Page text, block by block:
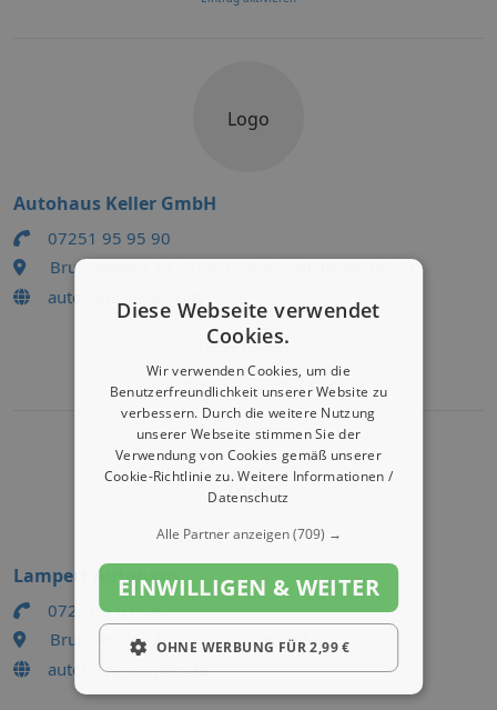
Logo
Autohaus Keller GmbH
07251 95 95 90
Brunnenweg 14 , 76646 Bruchsal(Heidelsheim)
autohaus-keller.com/
Eintrag bearbeiten
Eintrag aktivieren
Logo
Lampert Autohaus
07251 5 61 14
Brunnenweg 16 , 76646 Bruchsal
autohaus-lampert.de
Diese Webseite verwendet
Cookies.
Wir verwenden Cookies, um die
Benutzerfreundlichkeit unserer Website zu
verbessern. Durch die weitere Nutzung
unserer Webseite stimmen Sie der
Verwendung von Cookies gemäß unserer
Cookie-Richtlinie zu.Weitere Informationen /
Datenschutz
Alle Partner anzeigen(709) →
EINWILLIGEN & WEITER
OHNE WERBUNG FÜR 2,99 €